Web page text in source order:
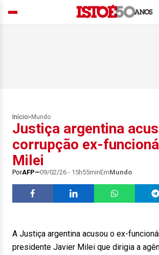
Início> Mundo
Justiça argentina
corrupção ex-
Milei
PorAFP 09/02/26 - 15h55minEmMundo
A Justiça argentina acusou o ex-
presidente Javier Milei que dirigia a